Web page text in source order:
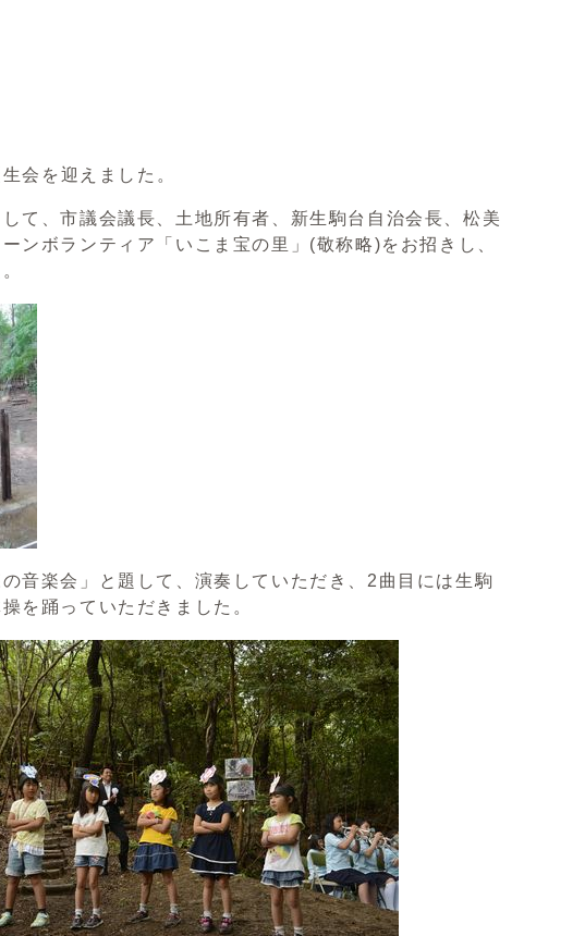
会を迎えました。
て、市議会議長、土地所有者、新生駒台自治会長、松美
ンボランティア「いこま宝の里」(敬称略)をお招きし、
音楽会」と題して、演奏していただき、2曲目には生駒
を踊っていただきました。